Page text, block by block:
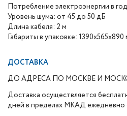
Потребление электроэнергии в
Уровень шума: от 45 до 50 дБ
Длина кабеля: 2 м
Габариты в упаковке: 1390х565х890
ДОСТАВКА
ДО АДРЕСА ПО МОСКВЕ И
Доставка осуществляется
дней в пределах МКАД ежедневно